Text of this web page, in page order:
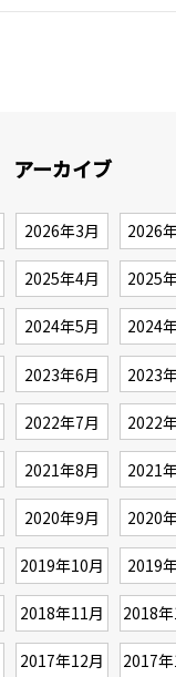
アーカイブ
2026年3月 2026
2025年4月 2025
2024年5月 2024
2023年6月 2023
2022年7月 2022
2021年8月 2021
2020年9月 2020
2019年10月 2019
2018年11月 2018
2017年12月 2017